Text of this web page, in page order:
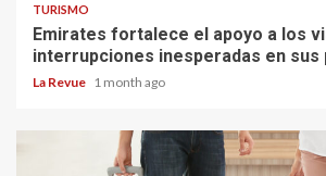
TURISMO
Emirates fortalece el apoyo a los
interrupciones inesperadas en sus
La Revue 1 month ago